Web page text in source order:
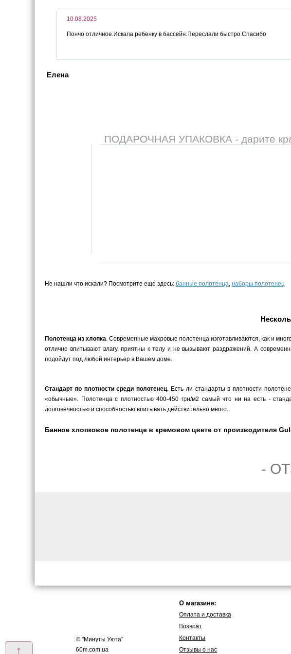
10.08.2025
Пончо отличное.Искала ребенку в бассейн.Переслали быстро.Спасибо
Елена
ПОДАРОЧНАЯ УПАКОВКА - дарите
Не нашли что искали? Посмотрите еще здесь: банные полотенца, наборы полотенец
Полотенца из хлопка. Современные махровые полотенца изготавливаются, как и
отлично впитывают влагу, приятны к телу и не вызывают раздражений. А
подойдут под любой интерьер в Вашем доме.
Стандарт по плотности среди полотенец. Есть ли стандарты в плотности
«обычные». Полотенца с плотностью 400-450 грн/м2 самый что ни на есть -
долговечностью и способностью впитывать действительно много.
Банное хлопковое полотенце в кремовом цвете от производителя
-
© "Минуты Уюта"
60m.com.ua
О магазине:
Оплата и доставка
Возврат
Контакты
Отзывы о нас